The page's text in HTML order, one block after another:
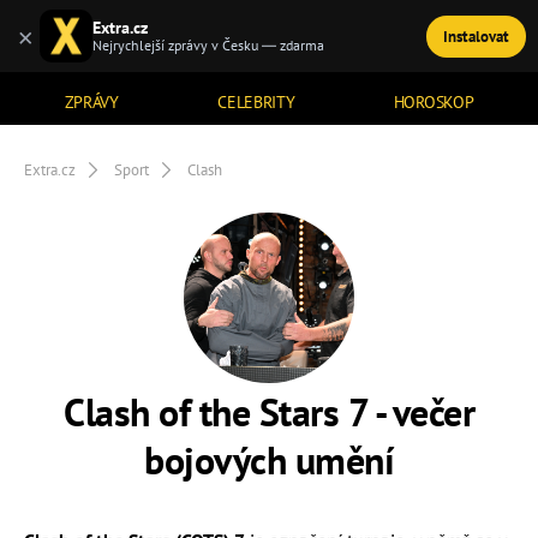
ZPRÁVY CELEBRITY HOROSKOP
TÉMATA
Extra.cz Sport Clash
Clash of the Stars 7 - večer
bojových umění
× Extra.cz
Nejrychlejší zprávy v Česku — zdarma Instalovat